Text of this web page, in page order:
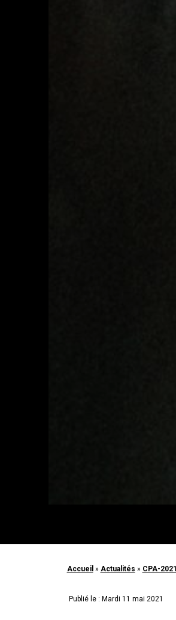
Accueil » Actualités » CPA-2021
Publié le : Mardi 11 mai 2021